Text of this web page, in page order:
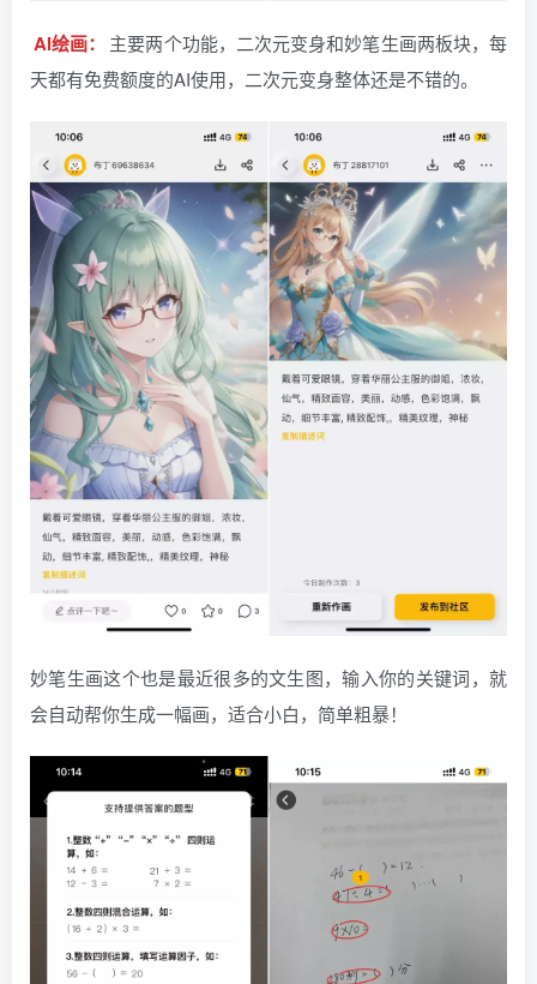
AI绘画：
主要两个功能，二次元变身和妙笔生画两板块，每
天都有免费额度的AI使用，二次元变身整体还是不错的。
妙笔生画这个也是最近很多的文生图，输入你的关键词，就
会自动帮你生成一幅画，适合小白，简单粗暴！